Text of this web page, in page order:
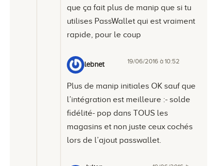
que ça fait plus de manip que si tu
utilises PassWallet qui est vraiment
rapide, pour le coup
lebnet 19/06/2016 à 10:52
Plus de manip initiales OK sauf que
l’intégration est meilleure :- solde
fidélité- pop dans TOUS les
magasins et non juste ceux cochés
lors de l’ajout passwallet.